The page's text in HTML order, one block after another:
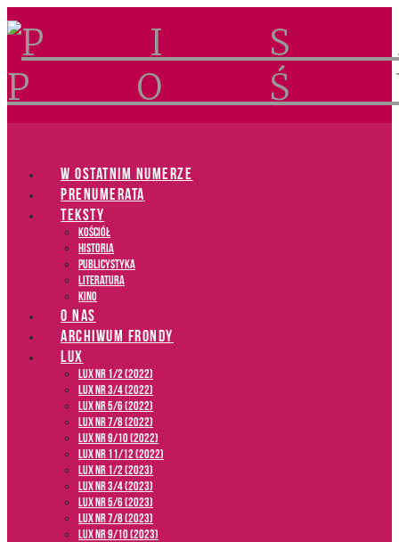
W OSTATNIM NUMERZE
PRENUMERATA
TEKSTY
Kościół
Historia
Publicystyka
Literatura
Kino
O NAS
ARCHIWUM FRONDY
LUX
LUX NR 1/2 (2022)
LUX NR 3/4 (2022)
LUX NR 5/6 (2022)
LUX NR 7/8 (2022)
LUX nr 9/10 (2022)
LUX NR 11/12 (2022)
LUX NR 1/2 (2023)
LUX NR 3/4 (2023)
LUX NR 5/6 (2023)
LUX NR 7/8 (2023)
LUX NR 9/10 (2023)